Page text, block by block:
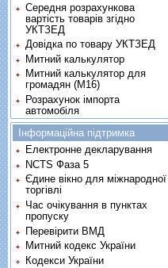
Середня розрахункова
вартість товарів згідно
УКТЗЕД
Довідка по товару УКТЗЕД
Митний калькулятор
Митний калькулятор для
громадян (М16)
Розрахунок імпорта
автомобіля
Інформаційна підтримка
Електронне декларування
NCTS Фаза 5
Єдине вікно для міжнародної
торгівлі
Час очікування в пунктах
пропуску
Перевірити ВМД
Митний кодекс України
Кодекси України